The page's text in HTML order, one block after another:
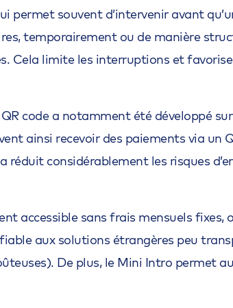
souvent d’intervenir avant
temporairement ou de manière
Cela limite les interruptions et
code a notamment été développé
ainsi recevoir des paiements via un
considérablement les risques
accessible sans frais mensuels fixes,
aux solutions étrangères peu
De plus, le Mini Intro permet